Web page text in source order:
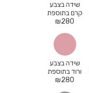
שידה בצבע
קרם בתוספת
₪280
שידה בצבע
ורוד בתוספת
₪280